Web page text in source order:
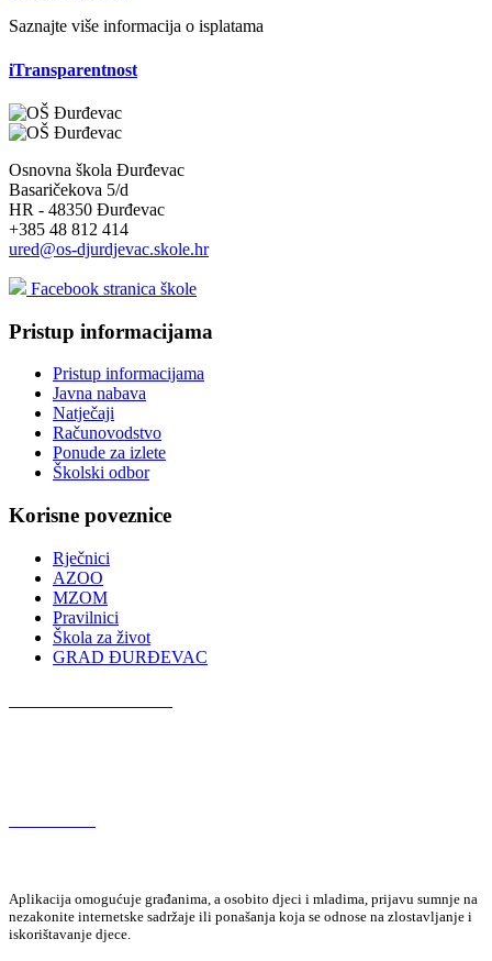
Saznajte više informacija o isplatama
iTransparentnost
Osnovna škola Đurđevac
Basaričekova 5/d
HR - 48350 Đurđevac
+385 48 812 414
ured@os-djurdjevac.skole.hr
Facebook stranica škole
Pristup informacijama
Pristup informacijama
Javna nabava
Natječaji
Računovodstvo
Ponude za izlete
Školski odbor
Korisne poveznice
Rječnici
AZOO
MZOM
Pravilnici
Škola za život
GRAD ĐURĐEVAC
Aplikacija omogućuje građanima, a osobito djeci i mladima, prijavu sumnje na
nezakonite internetske sadržaje ili ponašanja koja se odnose na zlostavljanje i
iskorištavanje djece.